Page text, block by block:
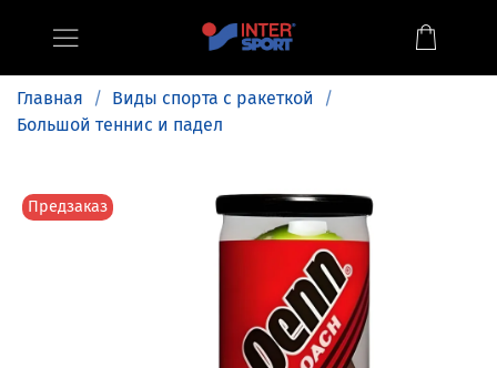
Главная
Виды спорта с ракеткой
Большой теннис и падел
Предзаказ